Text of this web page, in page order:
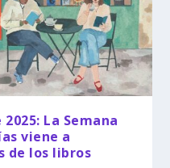
La Semana
viene a
de los libros